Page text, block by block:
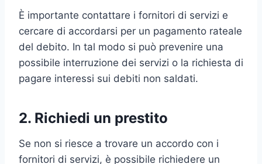
È importante contattare i fornitori di servizi e
cercare di accordarsi per un pagamento rateale
del debito. In tal modo si può prevenire una
possibile interruzione dei servizi o la richiesta di
pagare interessi sui debiti non saldati.
2. Richiedi un prestito
Se non si riesce a trovare un accordo con i
fornitori di servizi, è possibile richiedere un